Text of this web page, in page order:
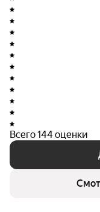
Реализацией
строительная
более чем 55-
Организация
жилых и нежилых
автомобильных
жилого комплекса
надежность и
работ.
Всего 144 оценки